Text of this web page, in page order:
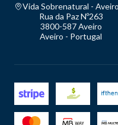
Vida Sobrenatural - Aveiro
Rua da Paz Nº263
3800-587 Aveiro
Aveiro - Portugal